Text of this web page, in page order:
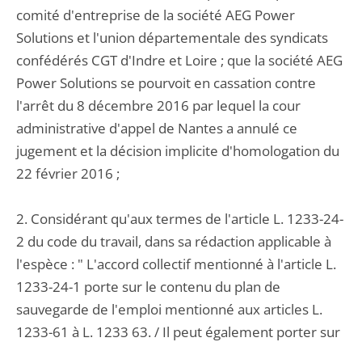
comité d'entreprise de la société AEG Power
Solutions et l'union départementale des syndicats
confédérés CGT d'Indre et Loire ; que la société AEG
Power Solutions se pourvoit en cassation contre
l'arrêt du 8 décembre 2016 par lequel la cour
administrative d'appel de Nantes a annulé ce
jugement et la décision implicite d'homologation du
22 février 2016 ;
2. Considérant qu'aux termes de l'article L. 1233-24-
2 du code du travail, dans sa rédaction applicable à
l'espèce : " L'accord collectif mentionné à l'article L.
1233-24-1 porte sur le contenu du plan de
sauvegarde de l'emploi mentionné aux articles L.
1233-61 à L. 1233 63. / Il peut également porter sur